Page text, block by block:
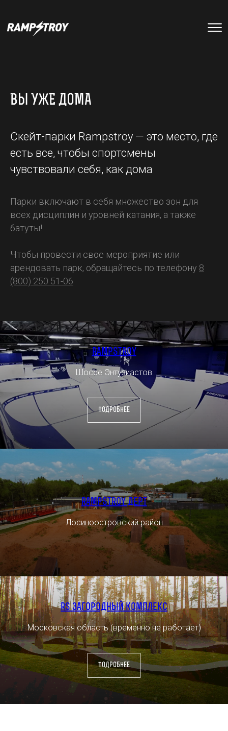
на тренировку +7 (800) 250-51-06
ВЫ УЖЕ ДОМА
Скейт-парки Rampstroy — это место, где
есть все, чтобы спортсмены
чувствовали себя, как дома
Парки включают в себя множество зон для
всех дисциплин и уровней катания, а также
батуты!
Чтобы провести свое мероприятие или
арендовать парк, обращайтесь по телефону 8
(800) 250 51-06
rampstroy
Шоссе Энтузиастов
подробнее
rampstroy Дерт
Лосиноостровский район
rs загородный комплекс
Московская область (временно не работает)
Подробнее